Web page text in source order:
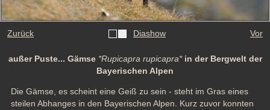
Zurück Diashow Vor
außer Puste... Gämse *Rupicapra rupicapra*in der Bergwelt der
Bayerischen Alpen
Die Gämse, es scheint eine Geiß zu sein - steht im Gras eines
steilen Abhanges in den Bayerischen Alpen. Kurz zuvor konnten